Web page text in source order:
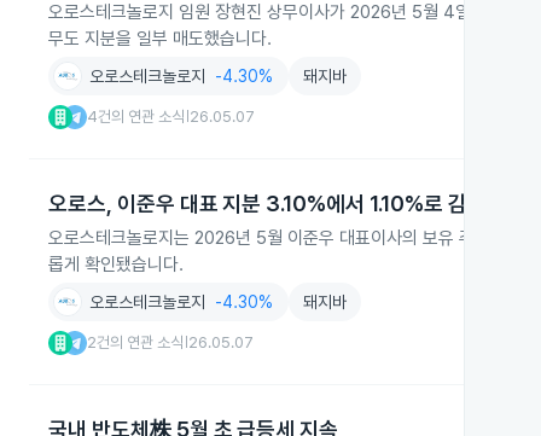
오로스테크놀로지 임원 장현진 상무이사가 2026년 5월 4일 보유
무도 지분을 일부 매도했습니다.
오로스테크놀로지 -4.30% 돼지바
4건의 연관 소식 26.05.07
오로스, 이준우 대표 지분 3.10%에서 1.10%로 감소
오로스테크놀로지는 2026년 5월 이준우 대표이사의 보유 주식이 주
롭게 확인됐습니다.
오로스테크놀로지 -4.30% 돼지바
2건의 연관 소식 26.05.07
국내 반도체株 5월 초 급등세 지속